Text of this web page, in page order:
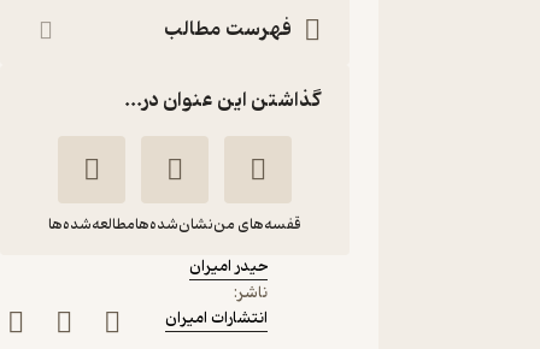
امیران
انتشارات
امیران
متنی
حیدر امیران
ناشر:
انتشارات امیران
فهرست مطالب
گذاشتن این عنوان در...
قفسه‌های من نشان‌شده‌هامطالعه‌شده‌ها
کار شایستگی های
مربوط به تبلیغات